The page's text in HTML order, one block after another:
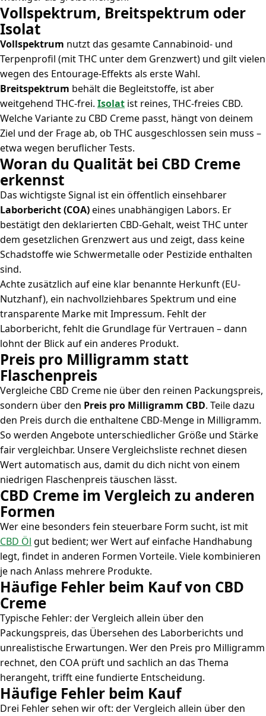
Vollspektrum, Breitspektrum oder
Isolat
Vollspektrum nutzt das gesamte Cannabinoid- und
Terpenprofil (mit THC unter dem Grenzwert) und gilt vielen
wegen des Entourage-Effekts als erste Wahl.
Breitspektrum behält die Begleitstoffe, ist aber
weitgehend THC-frei. Isolat ist reines, THC-freies CBD.
Welche Variante zu CBD Creme passt, hängt von deinem
Ziel und der Frage ab, ob THC ausgeschlossen sein muss –
etwa wegen beruflicher Tests.
Woran du Qualität bei CBD Creme
erkennst
Das wichtigste Signal ist ein öffentlich einsehbarer
Laborbericht (COA)eines unabhängigen Labors. Er
bestätigt den deklarierten CBD-Gehalt, weist THC unter
dem gesetzlichen Grenzwert aus und zeigt, dass keine
Schadstoffe wie Schwermetalle oder Pestizide enthalten
sind.
Achte zusätzlich auf eine klar benannte Herkunft (EU-
Nutzhanf), ein nachvollziehbares Spektrum und eine
transparente Marke mit Impressum. Fehlt der
Laborbericht, fehlt die Grundlage für Vertrauen – dann
lohnt der Blick auf ein anderes Produkt.
Preis pro Milligramm statt
Flaschenpreis
Vergleiche CBD Creme nie über den reinen Packungspreis,
sondern über den Preis pro Milligramm CBD. Teile dazu
den Preis durch die enthaltene CBD-Menge in Milligramm.
So werden Angebote unterschiedlicher Größe und Stärke
fair vergleichbar. Unsere Vergleichsliste rechnet diesen
Wert automatisch aus, damit du dich nicht von einem
niedrigen Flaschenpreis täuschen lässt.
CBD Creme im Vergleich zu anderen
Formen
Wer eine besonders fein steuerbare Form sucht, ist mit
CBD Öl gut bedient; wer Wert auf einfache Handhabung
legt, findet in anderen Formen Vorteile. Viele kombinieren
je nach Anlass mehrere Produkte.
Häufige Fehler beim Kauf von CBD
Creme
Typische Fehler: der Vergleich allein über den
Packungspreis, das Übersehen des Laborberichts und
unrealistische Erwartungen. Wer den Preis pro Milligramm
rechnet, den COA prüft und sachlich an das Thema
herangeht, trifft eine fundierte Entscheidung.
Häufige Fehler beim Kauf
Drei Fehler sehen wir oft: der Vergleich allein über den